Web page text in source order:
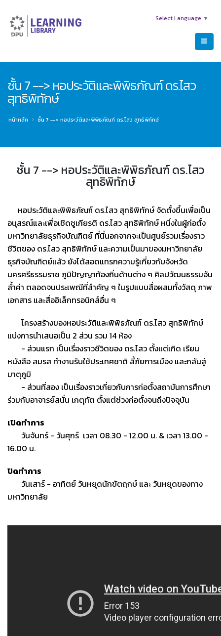
Select Language ▼
ชั้น 7 --> หอประวัติและพิพิธภัณฑ์ ดร.ไสว
สุทธิพิทักษ์
หน้าหลัก ชั้น 7 --> หอประวัติและพิพิธภัณฑ์ ดร.ไสว สุทธิพิทักษ์
ชั้น 7 --> หอประวัติและพิพิธภัณฑ์ ดร.ไสว
สุทธิพิทักษ์
หอประวัติและพิพิธภัณฑ์ ดร.ไสว สุทธิพิทักษ์ จัดตั้งขึ้นเพื่อเป็น
อนุสรณ์และเพื่อเชิดชูเกียรติ ดร.ไสว สุทธิพิทักษ์ หนึ่งในผู้ก่อตั้ง
มหาวิทยาลัยธุรกิจบัณฑิตย์ ที่นี่นอกจากจะเป็นศูนย์รวมเรื่องราว
ชีวิตของ ดร.ไสว สุทธิพิทักษ์ และความเป็นมาของมหาวิทยาลัย
ธุรกิจบัณฑิตย์แล้ว ยังได้สอดแทรกความรู้เกี่ยวกับจังหวัด
นครศรีธรรมราช ภูมิปัญญาท้องถิ่นด้านต่าง ๆ ศิลปวัฒนธรรมอัน
ล้ำค่า ตลอดจนประเพณีที่สำคัญ ๆ ในรูปแบบสื่อผสมทั้งวัสดุ ภาพ
เอกสาร และสื่ออิเล็กทรอนิกส์อื่น ๆ
โครงสร้างของหอประวัติและพิพิธภัณฑ์ ดร.ไสว สุทธิพิทักษ์
แบ่งการนำเสนอเป็น 2 ส่วน รวม 14 ห้อง
- ส่วนแรก เป็นเรื่องราวชีวิตของ ดร.ไสว ตั้งแต่เกิด เรียน
หนังสือ สมรส ทำงานรับใช้ประเทศชาติ ลี้ภัยการเมือง และกลันสู่
มาตุภูมิ
- ส่วนที่สอง เป็นเรื่องราวเกี่ยวกับการก่อตั้งสถาบันการศึกษา
ร่วมกับอาจารย์สนั่น เกตุทัต ตั้งแต่ช่วงก่อตั้งจนถึงปัจจุบัน
เปิดทำการ
วันจันทร์ - วันศุกร์ เวลา 08.30 - 12.00 น. & เวลา 13.00 -
16.00 น.
ปิดทำการ
วันเสาร์ - อาทิตย์ วันหยุดนักขัตฤกษ์ และ วันหยุดของทาง
มหาวิทยาลัย